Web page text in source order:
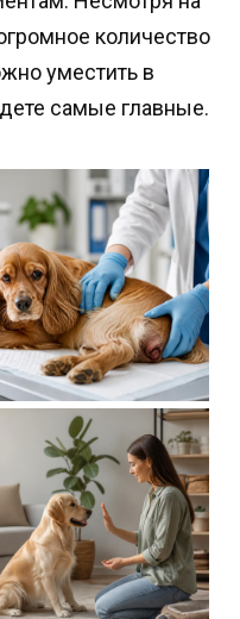
количество
уместить в
самые главные.